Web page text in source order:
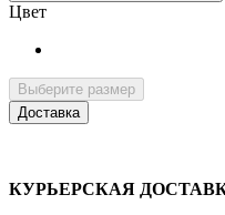
Цвет
Выберите размер
Доставка
КУРЬЕРСКАЯ